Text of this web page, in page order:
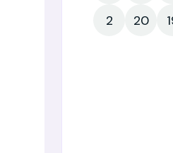
2
20